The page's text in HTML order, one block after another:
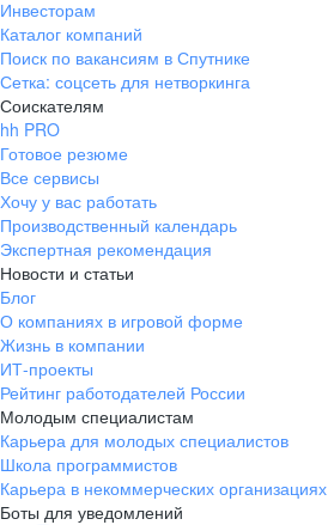
Инвесторам
Каталог компаний
Поиск по вакансиям в Спутнике
Сетка: соцсеть для нетворкинга
Соискателям
hh PRO
Готовое резюме
Все сервисы
Хочу у вас работать
Производственный календарь
Экспертная рекомендация
Новости и статьи
Блог
О компаниях в игровой форме
Жизнь в компании
ИТ-проекты
Рейтинг работодателей России
Молодым специалистам
Карьера для молодых специалистов
Школа программистов
Карьера в некоммерческих организациях
Боты для уведомлений